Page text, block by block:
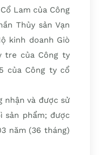
Lam của Công
Thủy sản Vạn
kinh doanh Giò
tre của Công ty
của Công ty cổ
nhận và được sử
sản phẩm; được
năm (36 tháng)